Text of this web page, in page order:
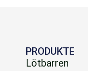
PRODUKTE
Lötbarren